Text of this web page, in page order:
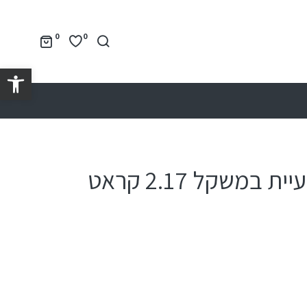
פתח סרגל נגישות
0
0
אבן טנזנייט טבעיית במשקל 2.17 קראט